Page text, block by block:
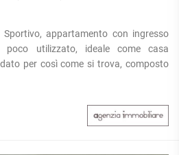
appartamento con ingresso
utilizzato, ideale come casa
per così come si trova, composto